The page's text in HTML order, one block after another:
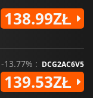
138.99ZŁ
-13.77% : DCG2AC6V5
139.53ZŁ